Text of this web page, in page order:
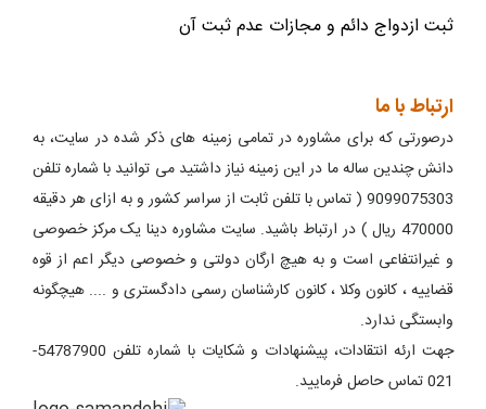
ثبت ازدواج دائم و مجازات عدم ثبت آن
ارتباط با ما
درصورتی که برای مشاوره در تمامی زمینه های ذکر شده در سایت، به
دانش چندین ساله ما در این زمینه نیاز داشتید می توانید با شماره تلفن
9099075303 ( تماس با تلفن ثابت از سراسر کشور و به ازای هر دقیقه
470000 ریال ) در ارتباط باشید. سایت مشاوره دینا یک مرکز خصوصی
و غیرانتفاعی است و به هیچ ارگان دولتی و خصوصی دیگر اعم از قوه
قضاییه ، کانون وکلا ، کانون کارشناسان رسمی دادگستری و .... هیچگونه
وابستگی ندارد.
جهت ارئه انتقادات، پیشنهادات و شکایات با شماره تلفن 54787900-
021 تماس حاصل فرمایید.